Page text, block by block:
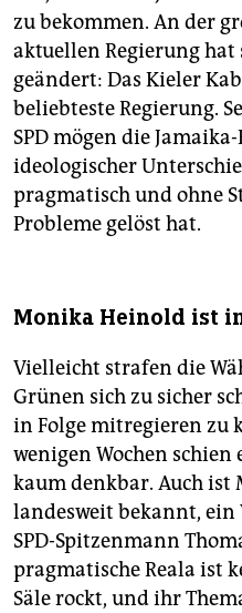
zu bekommen. An der
aktuellen Regierung
geändert: Das Kieler
beliebteste Regierung.
SPD mögen die
ideologischer
pragmatisch und ohne
Probleme gelöst hat.
Monika Heinold ist
Vielleicht strafen die
Grünen sich zu sicher
in Folge mitregieren zu
wenigen Wochen
kaum denkbar. Auch
landesweit bekannt, ein
SPD-Spitzenmann
pragmatische Reala ist
Säle rockt, und ihr